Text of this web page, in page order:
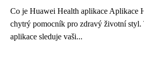
Co je Huawei Health aplikace Aplikace
chytrý pomocník pro zdravý životní styl.
aplikace sleduje vaši...